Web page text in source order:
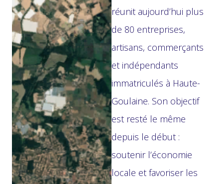
réunit aujourd’hui plus
de 80 entreprises,
artisans, commerçants
et indépendants
immatriculés à Haute-
Goulaine. Son objectif
est resté le même
depuis le début :
soutenir l’économie
locale et favoriser les